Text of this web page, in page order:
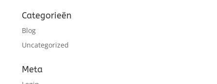
Categorieën
Blog
Uncategorized
Meta